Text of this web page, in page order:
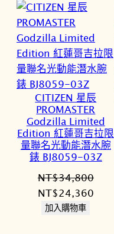
CITIZEN 星辰
PROMASTER
Godzilla Limited
Edition 紅蓮哥吉拉限
量聯名光動能潛水腕
錶 BJ8059-03Z
NT$34,800
原
始
NT$24,360目
加入購物車